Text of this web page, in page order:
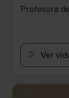
Profesora
Ver